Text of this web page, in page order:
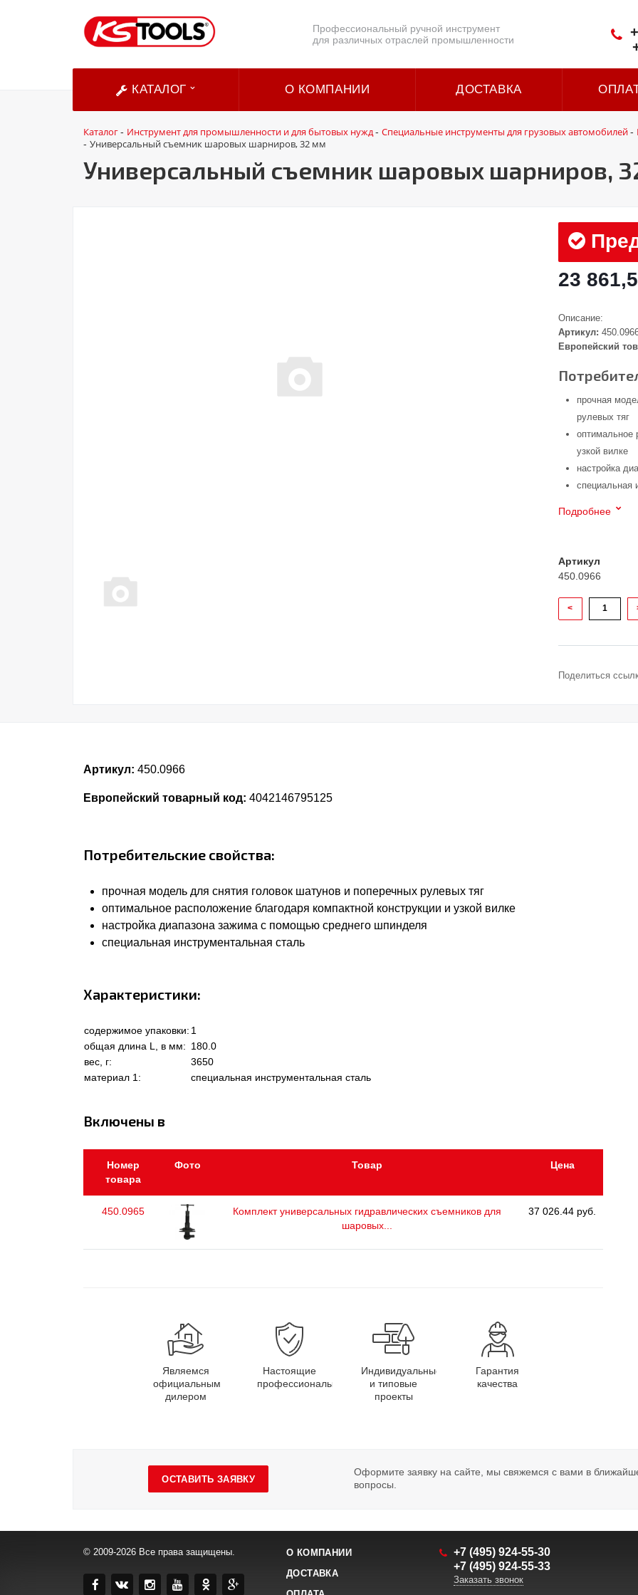
Профессиональный ручной инструмент
для различных отраслей промышленности
КАТАЛОГ О КОМПАНИИ ДОСТАВКА
Каталог- Инструмент для промышленности и для бытовых нужд- Специальные инструменты для грузовых автомобилей-
- Универсальный съемник шаровых шарниров, 32 мм
Универсальный съемник шаровых шарниров,
23
Описание:
Артикул:
Европейский
прочная
рулевых тяг
оптимальное
узкой вилке
настройка
специальная
Подробнее
Артикул
450.0966
<
Поделиться
Артикул: 450.0966
Европейский товарный код: 4042146795125
Потребительские свойства:
прочная модель для снятия головок шатунов и поперечных рулевых тяг
оптимальное расположение благодаря компактной конструкции и узкой вилке
настройка диапазона зажима с помощью среднего шпинделя
специальная инструментальная сталь
Характеристики:
содержимое упаковки: 1
общая длина L, в мм: 180.0
вес, г:
3650
материал 1:
специальная инструментальная сталь
Включены в
Номер
товара
Фото Товар Цена
450.0965
Комплект универсальных гидравлических съемников для
шаровых...
37 026.44 руб.
Являемся
официальным
дилером
Настоящие
профессионалы
Индивидуальные
и типовые
проекты
Гарантия
качества
ОСТАВИТЬ ЗАЯВКУ
Оформите заявку на сайте, мы свяжемся с вами в
вопросы.
© 2009-2026 Все права защищены.
О КОМПАНИИ
ДОСТАВКА
+7 (495) 924-55-30
+7 (495) 924-55-33
Заказать звонок